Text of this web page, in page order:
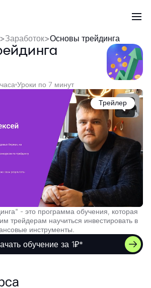
>Заработок>Основы трейдинга
Уроки по 7 минут
Трейлер
- это программа обучения, которая
трейдерам научиться инвестировать в
инструменты.
обучение за 1₽*